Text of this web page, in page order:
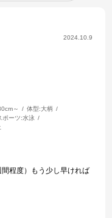
2024.10.9
～ 体型:大柄
ポーツ:水泳
程度）もう少し早ければ